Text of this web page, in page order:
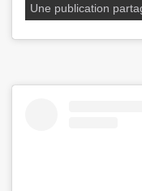
Une publication